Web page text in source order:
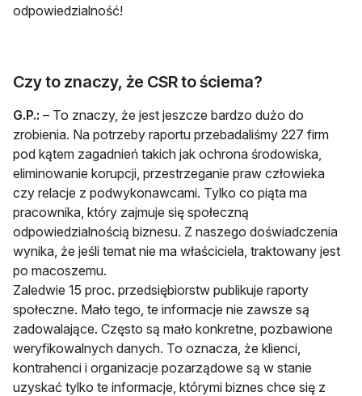
odpowiedzialność!
Czy to znaczy, że CSR to ściema?
G.P.: – To znaczy, że jest jeszcze bardzo dużo do
zrobienia. Na potrzeby raportu przebadaliśmy 227 firm
pod kątem zagadnień takich jak ochrona środowiska,
eliminowanie korupcji, przestrzeganie praw człowieka
czy relacje z podwykonawcami. Tylko co piąta ma
pracownika, który zajmuje się społeczną
odpowiedzialnością biznesu. Z naszego doświadczenia
wynika, że jeśli temat nie ma właściciela, traktowany jest
po macoszemu.
Zaledwie 15 proc. przedsiębiorstw publikuje raporty
społeczne. Mało tego, te informacje nie zawsze są
zadowalające. Często są mało konkretne, pozbawione
weryfikowalnych danych. To oznacza, że klienci,
kontrahenci i organizacje pozarządowe są w stanie
uzyskać tylko te informacje, którymi biznes chce się z